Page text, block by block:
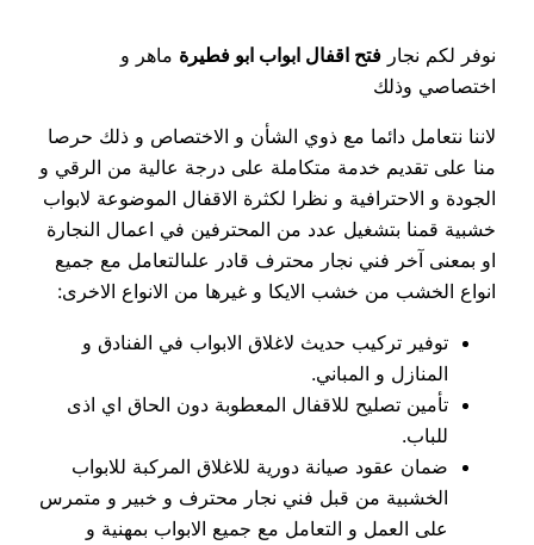
نوفر لكم نجار فتح اقفال ابواب ابو فطيرة ماهر و
اختصاصي وذلك
لاننا نتعامل دائما مع ذوي الشأن و الاختصاص و ذلك حرصا
منا على تقديم خدمة متكاملة على درجة عالية من الرقي و
الجودة و الاحترافية و نظرا لكثرة الاقفال الموضوعة لابواب
خشبية قمنا بتشغيل عدد من المحترفين في اعمال النجارة
او بمعنى آخر فني نجار محترف قادر علىالتعامل مع جميع
انواع الخشب من خشب الايكا و غيرها من الانواع الاخرى:
توفير تركيب حديث لاغلاق الابواب في الفنادق و
المنازل و المباني.
تأمين تصليح للاقفال المعطوبة دون الحاق اي اذى
للباب.
ضمان عقود صيانة دورية للاغلاق المركبة للابواب
الخشبية من قبل فني نجار محترف و خبير و متمرس
على العمل و التعامل مع جميع الابواب بمهنية و